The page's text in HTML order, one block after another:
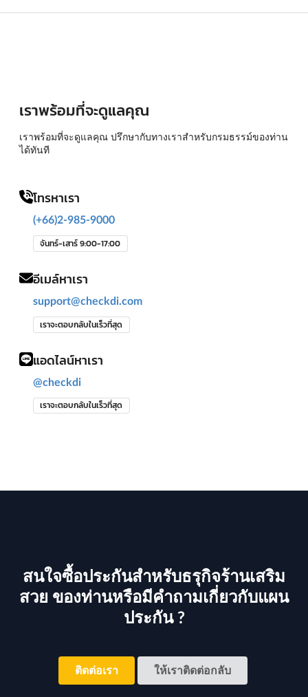
เราพร้อมที่จะดูแลคุณ
เราพร้อมที่จะดูแลคุณ ปรึกษากับทางเราสำหรับกรมธรรม์ของท่าน
ได้ทันที
โทรหาเรา
(+66)2-985-9000
จันทร์-เสาร์ 9:00-17:00
อีเมล์หาเรา
support@checkdi.com
เราจะตอบกลับในเร็วที่สุด
แอดไลน์หาเรา
@checkdi
เราจะตอบกลับในเร็วที่สุด
สนใจซื้อประกันสำหรับธรุกิจร้านเสริม
สวย ของท่านหรือมีคำถามเกี่ยวกับแผน
ประกัน ?
ติดต่อเรา ให้เราติดต่อกลับ